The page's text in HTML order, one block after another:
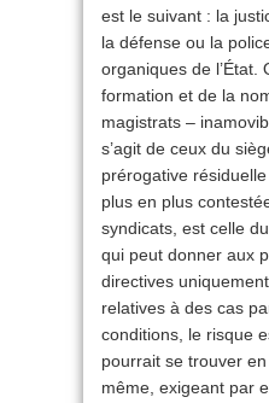
est le suivant : la
la défense ou la
organiques de l’État.
formation et de la
magistrats –
s’agit de ceux du
prérogative
plus en plus
syndicats, est celle
qui peut donner aux
directives
relatives à des cas
conditions, le risque
pourrait se trouver
même, exigeant par